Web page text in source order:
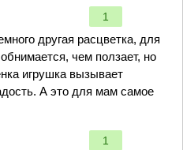
1
другая расцветка, для
чем ползает, но
игрушка вызывает
А это для мам самое
1